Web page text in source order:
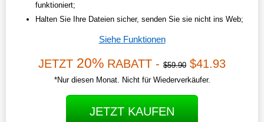
funktioniert;
Halten Sie Ihre Dateien sicher, senden Sie sie nicht ins Web;
Siehe Funktionen
JETZT 20% RABATT - $59.90 $41.93
*Nur diesen Monat. Nicht für Wiederverkäufer.
JETZT KAUFEN